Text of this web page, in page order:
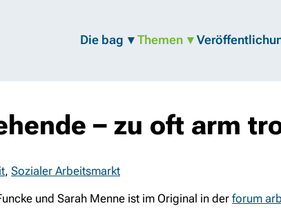
Die bag Themen
– zu oft arm
, Sozialer Arbeitsmarkt
und Sarah Menne ist im Original in der forum